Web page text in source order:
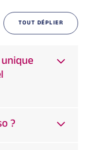
TOUT DÉPLIER
?